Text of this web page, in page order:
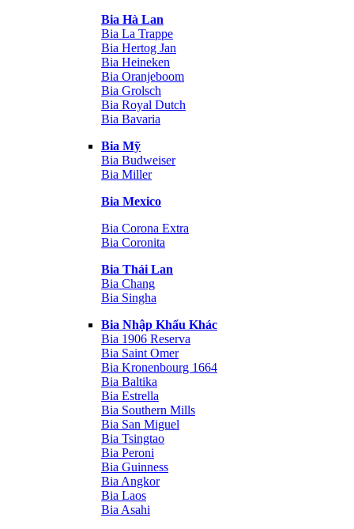
Bia Hà Lan
Bia La Trappe
Bia Hertog Jan
Bia Heineken
Bia Oranjeboom
Bia Grolsch
Bia Royal Dutch
Bia Bavaria
Bia Mỹ
Bia Budweiser
Bia Miller
Bia Mexico
Bia Corona Extra
Bia Coronita
Bia Thái Lan
Bia Chang
Bia Singha
Bia Nhập Khẩu Khác
Bia 1906 Reserva
Bia Saint Omer
Bia Kronenbourg 1664
Bia Baltika
Bia Estrella
Bia Southern Mills
Bia San Miguel
Bia Tsingtao
Bia Peroni
Bia Guinness
Bia Angkor
Bia Laos
Bia Asahi